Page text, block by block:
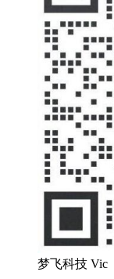
梦飞科技 Vic